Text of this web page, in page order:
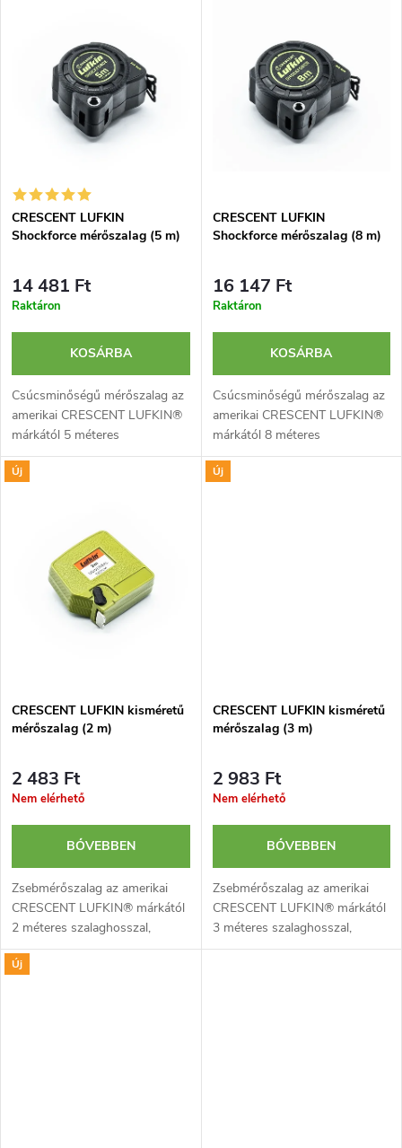
e
k
r
e
n
d
e
ABC szerint
k
e
k
l
i
s
t
CRESCENT LUFKIN
Shockforce mérőszalag (5 m)
14 481 Ft
Raktáron
KOSÁRBA
Csúcsminőségű mérőszalag az
amerikai CRESCENT LUFKIN®
márkától 5 méteres
szalaghosszal és metrikus
skálával. Ütésálló. Robusztus
CRESCENT LUFKIN
Shockforce mérőszalag (8 m)
16 147 Ft
Raktáron
KOSÁRBA
Csúcsminőségű mérőszalag az
amerikai CRESCENT LUFKIN®
márkától 8 méteres
szalaghosszal és metrikus
skálával. Ütésálló. Robusztus
Új
CRESCENT LUFKIN kisméretű
mérőszalag (2 m)
2 483 Ft
Nem elérhető
BŐVEBBEN
Zsebmérőszalag az amerikai
CRESCENT LUFKIN® márkától
2 méteres szalaghosszal,
metrikus skálával és fém
fűzőlyukkal. Kompakt kialakítás.
Új
CRESCENT LUFKIN kisméretű
mérőszalag (3 m)
2 983 Ft
Nem elérhető
BŐVEBBEN
Zsebmérőszalag az amerikai
CRESCENT LUFKIN® márkától
3 méteres szalaghosszal,
metrikus skálával és fém
Új